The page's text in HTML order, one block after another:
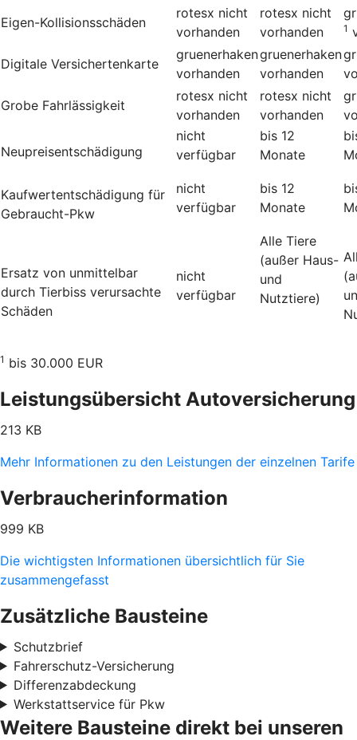
Eigen-Kollisionsschäden
rotesx nicht
vorhanden
rotesx nicht
vorhanden
1
Digitale Versichertenkarte
gruenerhaken
vorhanden
gruenerhaken
vorhanden
Grobe Fahrlässigkeit
rotesx nicht
vorhanden
rotesx nicht
vorhanden
Neupreisentschädigung
nicht
verfügbar
bis 12
Monate
Kauf­wert­entschädi­gung für
Gebraucht-Pkw
nicht
verfügbar
bis 12
Monate
Ersatz von unmittelbar
durch Tierbiss verur­sachte
Schäden
nicht
verfügbar
Alle Tiere
(außer Haus-
und
Nutztiere)
1 bis 30.000 EUR
Leistungsübersicht Autoversicherung
213 KB
Mehr Informationen zu den Leistungen der einzelnen Tarife
Verbraucherinformation
999 KB
Die wichtigsten Informationen übersichtlich für Sie
zusammengefasst
Zusätzliche Bausteine
Schutzbrief
Fahrerschutz-Versicherung
Differenzabdeckung
Werkstattservice für Pkw
Weitere Bausteine direkt bei unseren